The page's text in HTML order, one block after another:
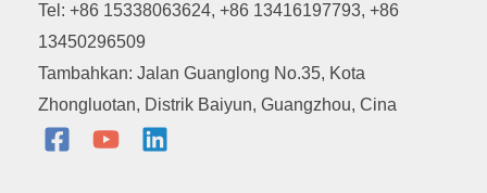
Tel: +86 15338063624, +86 13416197793, +86
13450296509
Tambahkan: Jalan Guanglong No.35, Kota
Zhongluotan, Distrik Baiyun, Guangzhou, Cina